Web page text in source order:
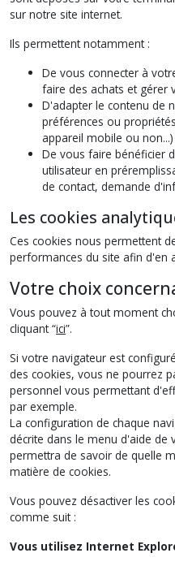
sur notre site internet.
Ils permettent notamment :
De vous connecter à
faire des achats et gérer
D'adapter le contenu de
préférences ou
appareil mobile ou non...)
De vous faire bénéficier
utilisateur en
de contact, demande
Les cookies
Ces cookies nous permettent
performances du site afin d'en
Votre choix
Vous pouvez à tout moment
cliquant “ici”.
Si votre navigateur est
des cookies, vous ne pourrez
personnel vous permettant
par exemple.
La configuration de chaque
décrite dans le menu d'aide de
permettra de savoir de quelle
matière de cookies.
Vous pouvez désactiver les
comme suit :
Vous utilisez Internet